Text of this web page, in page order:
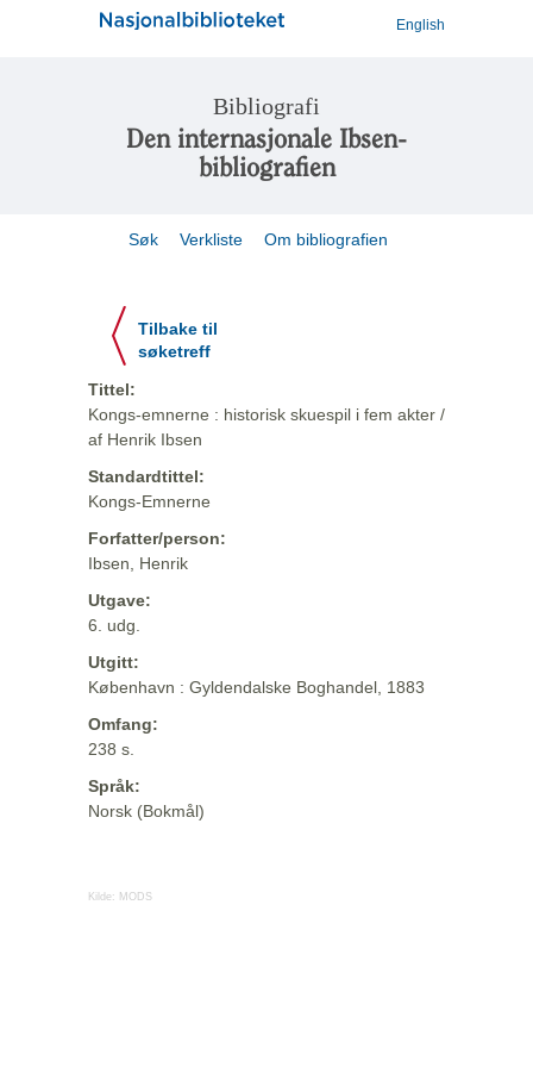
English
Bibliografi
Den internasjonale Ibsen-
bibliografien
Søk Verkliste Om bibliografien
Tilbake til
søketreff
Tittel:
Kongs-emnerne : historisk skuespil i fem akter /
af Henrik Ibsen
Standardtittel:
Kongs-Emnerne
Forfatter/person:
Ibsen, Henrik
Utgave:
6. udg.
Utgitt:
København : Gyldendalske Boghandel, 1883
Omfang:
238 s.
Språk:
Norsk (Bokmål)
Kilde: MODS